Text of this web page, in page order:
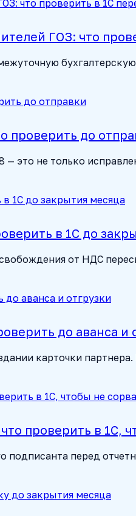
ГОЗ: что
проверить до
— это не только
в 1С до
от НДС
до аванса и
карточки
проверить в 1С,
подписанта перед